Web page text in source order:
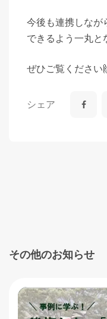
今後も連携しなが
できるよう一丸と
ぜひご覧ください
シェア
その他のお知らせ